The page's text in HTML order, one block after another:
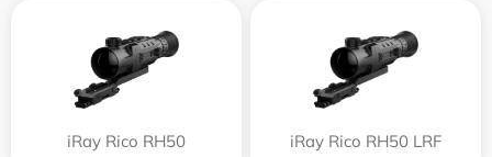
iRay Rico RH50 iRay Rico RH50 LRF